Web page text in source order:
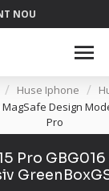
NOU
Huse Iphone
Design
Pro
Pro